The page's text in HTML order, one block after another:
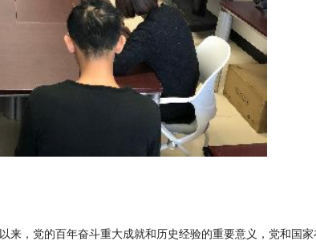
，党的百年奋斗重大成就和历史经验的重要意义，党和国家